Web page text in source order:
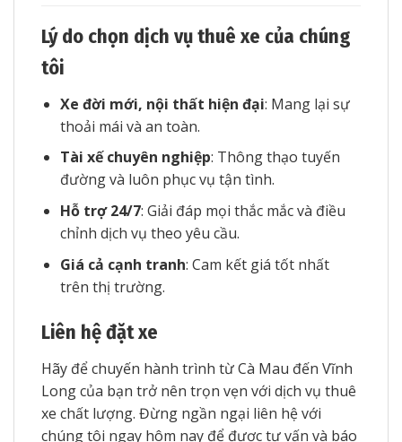
Lý do chọn dịch vụ thuê xe của chúng
tôi
Xe đời mới, nội thất hiện đại: Mang lại sự
thoải mái và an toàn.
Tài xế chuyên nghiệp: Thông thạo tuyến
đường và luôn phục vụ tận tình.
Hỗ trợ 24/7: Giải đáp mọi thắc mắc và điều
chỉnh dịch vụ theo yêu cầu.
Giá cả cạnh tranh: Cam kết giá tốt nhất
trên thị trường.
Liên hệ đặt xe
Hãy để chuyến hành trình từ Cà Mau đến Vĩnh
Long của bạn trở nên trọn vẹn với dịch vụ thuê
xe chất lượng. Đừng ngần ngại liên hệ với
chúng tôi ngay hôm nay để được tư vấn và báo